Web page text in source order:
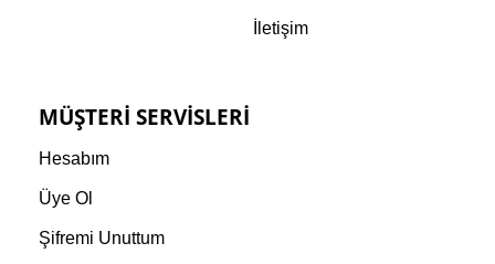
İletişim
MÜŞTERI SERVISLERI
Hesabım
Üye Ol
Şifremi Unuttum